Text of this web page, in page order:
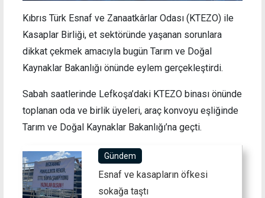
Kıbrıs Türk Esnaf ve Zanaatkârlar Odası (KTEZO) ile
Kasaplar Birliği, et sektöründe yaşanan sorunlara
dikkat çekmek amacıyla bugün Tarım ve Doğal
Kaynaklar Bakanlığı önünde eylem gerçekleştirdi.
Sabah saatlerinde Lefkoşa’daki KTEZO binası önünde
toplanan oda ve birlik üyeleri, araç konvoyu eşliğinde
Tarım ve Doğal Kaynaklar Bakanlığı’na geçti.
Gündem
Esnaf ve kasapların öfkesi
sokağa taştı